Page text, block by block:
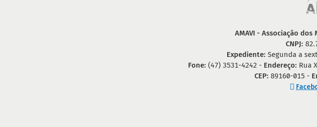
AMAVI - Associação
CNPJ:
Expediente: Segunda a
Fone: (47) 3531-4242 - Endereço: Rua
CEP: 89160-015 -